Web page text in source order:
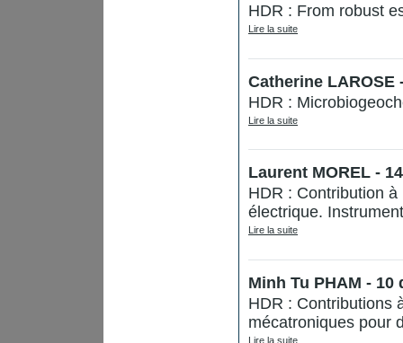
HDR : From robust
Lire la suite
Catherine LAROSE
HDR :
Lire la suite
Laurent MOREL -
HDR : Contribution
électrique.
Lire la suite
Minh Tu PHAM - 10
HDR : Contributions
mécatroniques pour
Lire la suite